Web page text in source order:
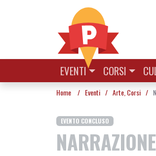
EVENTI CORSI
Home / Eventi / Arte Corsi /
EVENTO CONCLUSO